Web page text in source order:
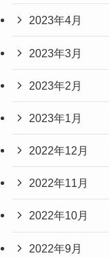
2023年4月
2023年3月
2023年2月
2023年1月
2022年12月
2022年11月
2022年10月
2022年9月